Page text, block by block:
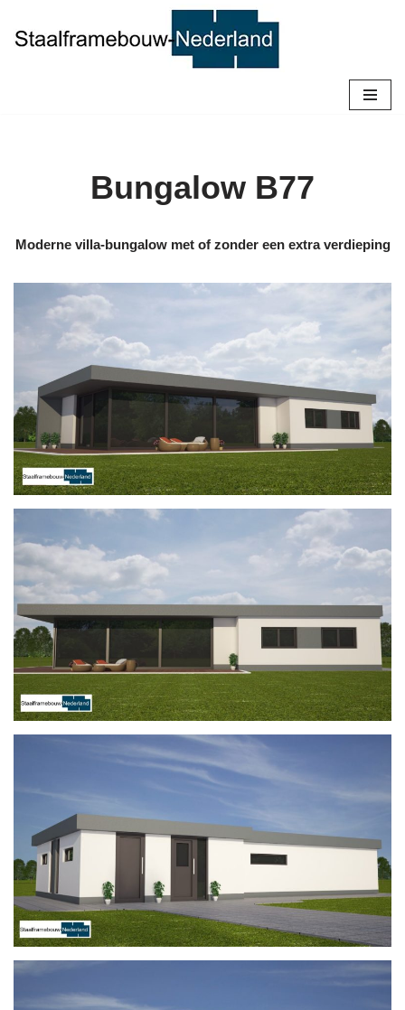
Ga
Bungalow B77
Moderne villa-bungalow met of zonder een extra verdieping